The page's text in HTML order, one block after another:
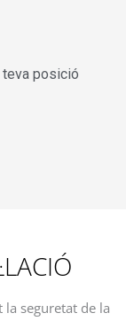
teva posició
seguretat de la